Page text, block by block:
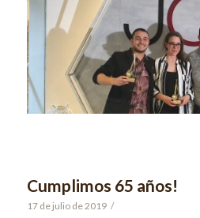
Cumplimos 65 años!
17 de julio de 2019 /